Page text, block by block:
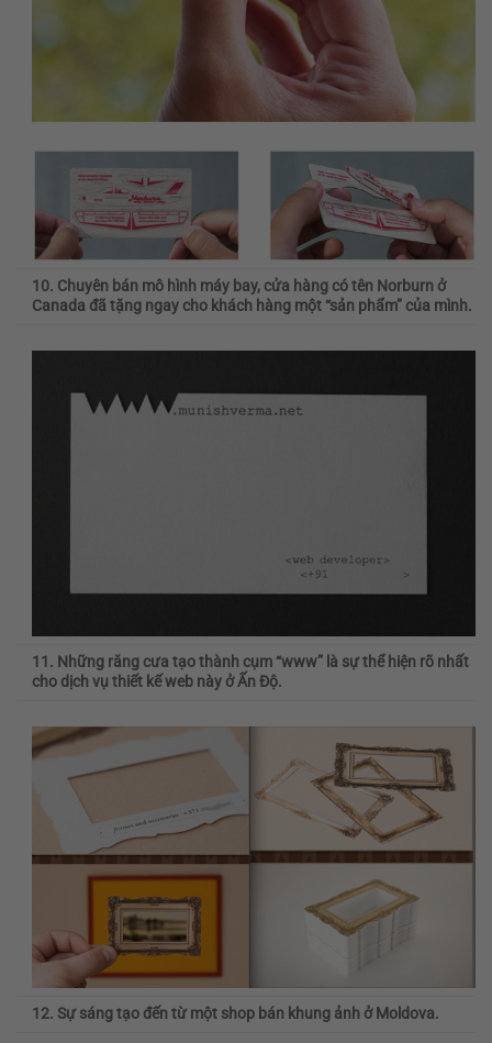
10. Chuyên bán mô hình máy bay, cửa hàng có tên Norburn ở
Canada đã tặng ngay cho khách hàng một “sản phẩm” của mình.
11. Những răng cưa tạo thành cụm “www” là sự thể hiện rõ nhất
cho dịch vụ thiết kế web này ở Ấn Độ.
12. Sự sáng tạo đến từ một shop bán khung ảnh ở Moldova.